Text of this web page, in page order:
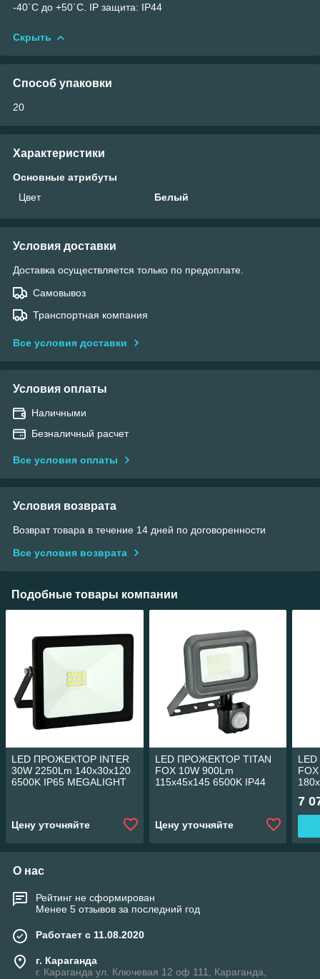
-40`С до +50`С. IP защита: IP44
Скрыть
Способ упаковки
20
Характеристики
Основные атрибуты
Цвет
Белый
Условия доставки
Доставка осуществляется только по предоплате.
Самовывоз
Транспортная компания
Все условия доставки
Условия оплаты
Наличными
Безналичный расчет
Все условия оплаты
Условия возврата
Возврат товара в течение 14 дней по договоренности
Все условия возврата
Подобные товары компании
LED ПРОЖЕКТОР INTER
30W 2250Lm 140x30x120
6500K IP65 MEGALIGHT
Цену уточняйте
LED ПРОЖЕКТОР TITAN
FOX 10W 900Lm
115x45x145 6500K IP44
Цену уточняйте
7
О нас
Рейтинг не сформирован
Менее 5 отзывов за последний год
Работает с 11.08.2020
г. Караганда
г. Караганда ул. Ключевая 12 оф 111, Караганда,